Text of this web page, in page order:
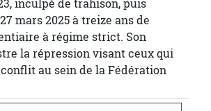
inculpé de trahison, puis
mars 2025 à treize ans de
à régime strict. Son
la répression visant ceux qui
au sein de la Fédération